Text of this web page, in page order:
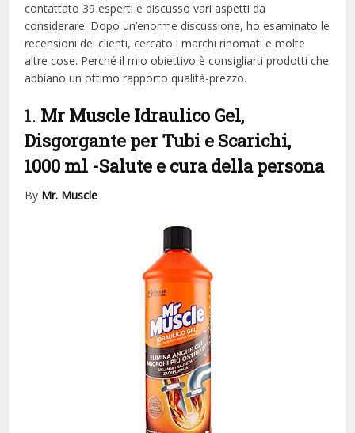
contattato 39 esperti e discusso vari aspetti da
considerare. Dopo un’enorme discussione, ho esaminato le
recensioni dei clienti, cercato i marchi rinomati e molte
altre cose. Perché il mio obiettivo è consigliarti prodotti che
abbiano un ottimo rapporto qualità-prezzo.
1. Mr Muscle Idraulico Gel,
Disgorgante per Tubi e Scarichi,
1000 ml -Salute e cura della persona
By Mr. Muscle